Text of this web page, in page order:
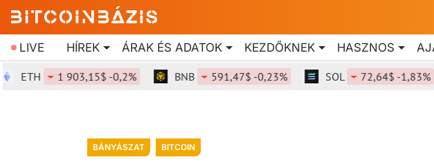
LIVE HÍREK ÁRAK ÉS ADATOK KEZDŐKNEK HASZNOS
1 903,15$ -0,2% BNB 591,47$ -0,23% SOL 72,64$ -1,83%
BÁNYÁSZAT BITCOIN